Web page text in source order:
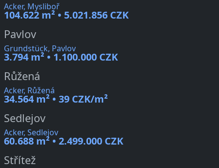
Acker, Mysliboř
104.622 m² • 5.021.856 CZK
Pavlov
Grundstück, Pavlov
3.794 m² • 1.100.000 CZK
Růžená
Acker, Růžená
34.564 m² • 39 CZK/m²
Sedlejov
Acker, Sedlejov
60.688 m² • 2.499.000 CZK
Střítež